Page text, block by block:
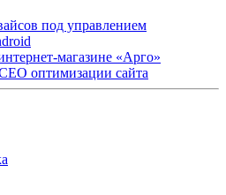
под управлением
магазине «Арго»
оптимизации сайта